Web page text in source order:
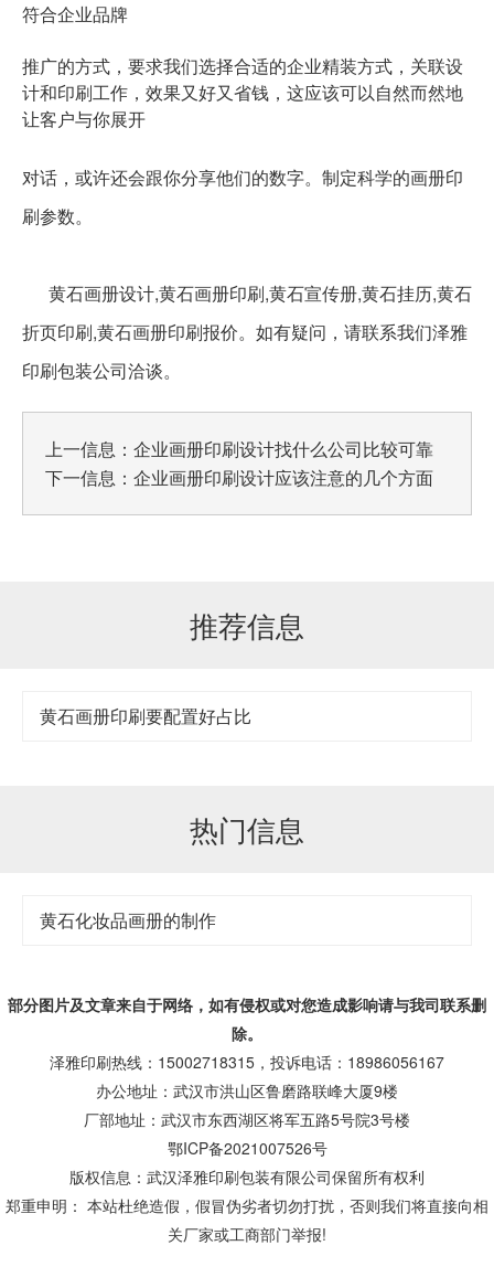
符合企业品牌
推广的方式，要求我们选择合适的企业精装方式，关联设
计和印刷工作，效果又好又省钱，这应该可以自然而然地
让客户与你展开
对话，或许还会跟你分享他们的数字。制定科学的画册印
刷参数。
黄石画册设计,黄石画册印刷,黄石宣传册,黄石挂历,黄石
折页印刷,黄石画册印刷报价。如有疑问，请联系我们泽雅
印刷包装公司洽谈。
上一信息： 企业画册印刷设计找什么公司比较可靠
下一信息： 企业画册印刷设计应该注意的几个方面
推荐信息
黄石画册印刷要配置好占比
热门信息
黄石化妆品画册的制作
部分图片及文章来自于网络，如有侵权或对您造成影响请与我司联系删
除。
泽雅印刷热线：15002718315，投诉电话：18986056167
办公地址：武汉市洪山区鲁磨路联峰大厦9楼
厂部地址：武汉市东西湖区将军五路5号院3号楼
鄂ICP备2021007526号
版权信息：武汉泽雅印刷包装有限公司保留所有权利
郑重申明： 本站杜绝造假，假冒伪劣者切勿打扰，否则我们将直接向相
关厂家或工商部门举报!